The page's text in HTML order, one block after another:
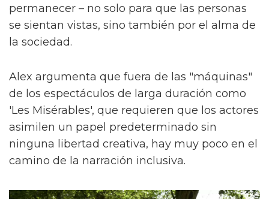
permanecer – no solo para que las personas
se sientan vistas, sino también por el alma de
la sociedad.
Alex argumenta que fuera de las "máquinas"
de los espectáculos de larga duración como
'Les Misérables', que requieren que los actores
asimilen un papel predeterminado sin
ninguna libertad creativa, hay muy poco en el
camino de la narración inclusiva.